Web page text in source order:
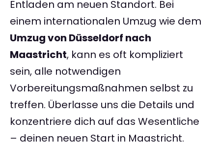
Entladen am neuen Standort. Bei
einem internationalen Umzug wie dem
Umzug von Düsseldorf nach
Maastricht, kann es oft kompliziert
sein, alle notwendigen
Vorbereitungsmaßnahmen selbst zu
treffen. Überlasse uns die Details und
konzentriere dich auf das Wesentliche
– deinen neuen Start in Maastricht.